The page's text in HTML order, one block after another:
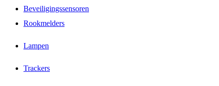
Beveiligingssensoren
Rookmelders
Lampen
Trackers